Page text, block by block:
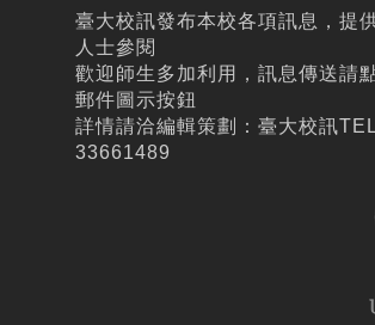
臺大校訊發布本校各項訊息，提
人士參閱
歡迎師生多加利用，訊息傳送請
郵件圖示按鈕
詳情請洽編輯策劃：臺大校訊TEL
33661489